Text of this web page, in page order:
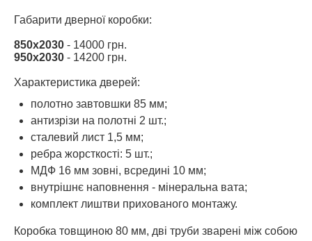
Габарити дверної коробки:
850х2030 - 14000 грн.
950х2030 - 14200 грн.
Характеристика дверей:
полотно завтовшки 85 мм;
антизрізи на полотні 2 шт.;
сталевий лист 1,5 мм;
ребра жорсткості: 5 шт.;
МДФ 16 мм зовні, всредині 10 мм;
внутрішнє наповнення - мінеральна вата;
комплект лиштви прихованого монтажу.
Коробка товщиною 80 мм, дві труби зварені між собою